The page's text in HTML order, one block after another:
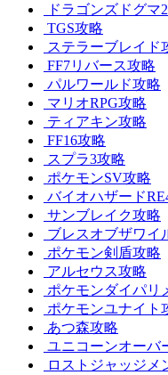
ドラゴンズドグマ
TGS攻略
ステラーブレイド
FF7リバース攻略
パルワールド攻略
マリオRPG攻略
ティアキン攻略
FF16攻略
スプラ3攻略
ポケモンSV攻略
バイオハザード
サンブレイク攻略
ブレスオブザワイ
ポケモン剣盾攻略
アルセウス攻略
ポケモンダイパリ
ポケモンユナイト
あつ森攻略
ユニコーンオーバ
ロストジャッジメ